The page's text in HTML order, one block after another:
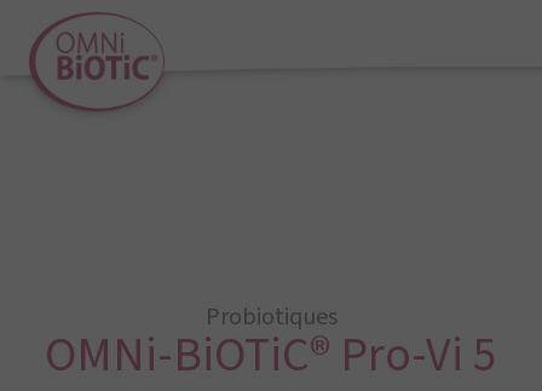
Probiotiques
OMNi-BiOTiC® Pro-Vi 5